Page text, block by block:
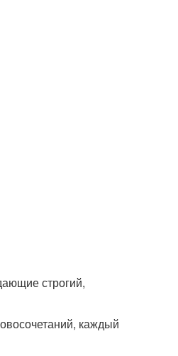
строгий,
каждый